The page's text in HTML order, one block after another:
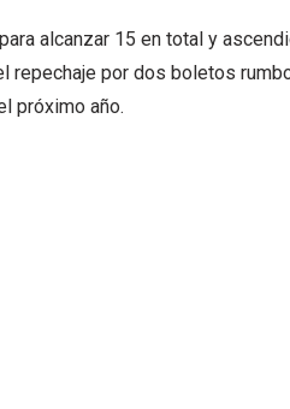
alcanzar 15 en total y
por dos boletos
próximo año.